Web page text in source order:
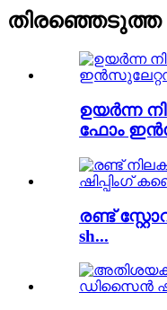
തിരഞ്ഞെടുത്ത
ഉയർന്ന
ഫോം
രണ്ട്
sh...